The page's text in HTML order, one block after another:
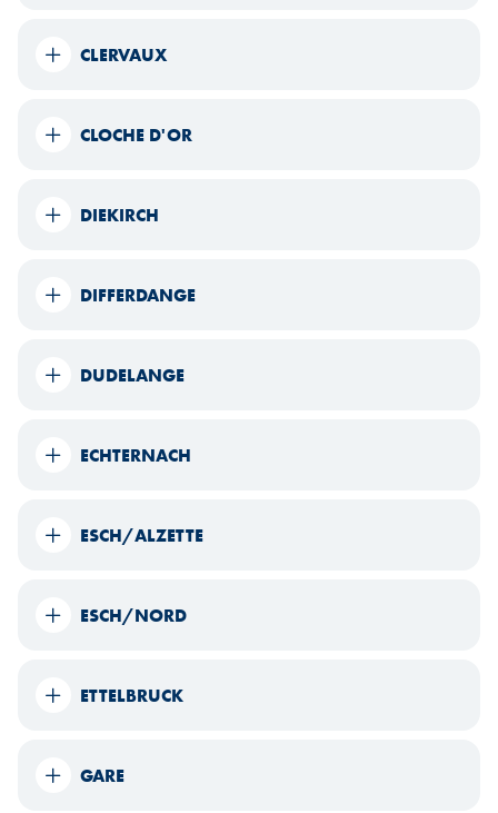
CLERVAUX
CLOCHE D'OR
DIEKIRCH
DIFFERDANGE
DUDELANGE
ECHTERNACH
ESCH/ALZETTE
ESCH/NORD
ETTELBRUCK
GARE